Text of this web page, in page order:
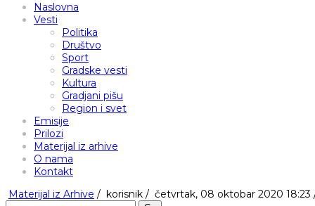
Naslovna
Vesti
Politika
Društvo
Sport
Gradske vesti
Kultura
Gradjani pišu
Region i svet
Emisije
Prilozi
Materijal iz arhive
O nama
Kontakt
Materijal iz Arhive / korisnik / četvrtak, 08 oktobar 2020